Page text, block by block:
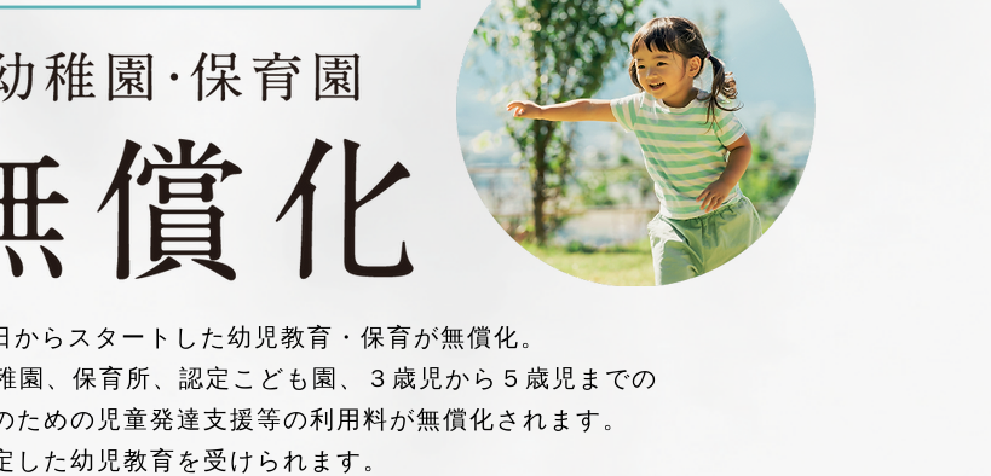
らスタートした幼児教育・保育が無償化。
、保育所、認定こども園、
３歳児から５歳児までの
ための児童発達支援等の利用料が無償化されます。
した幼児教育を受けられます。